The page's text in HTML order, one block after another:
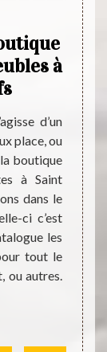
à
d’un
place, ou
boutique
à Saint
dans le
ci c’est
les
tout le
ou autres.
Les
nuit
un
de
est